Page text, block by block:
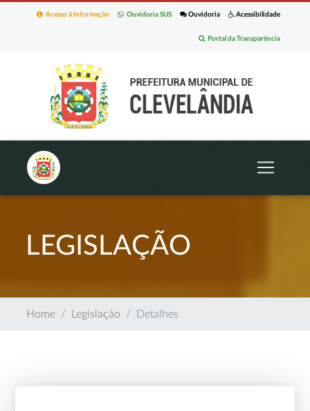
Acessibilidade
Ouvidoria
Ouvidoria SUS
Acesso à Informação
Portal da Transparência
LEGISLAÇÃO
Home Legislação Detalhes